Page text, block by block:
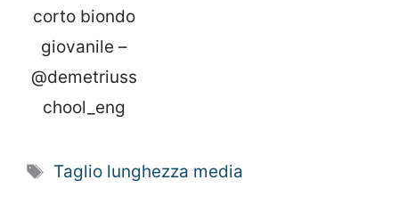
corto biondo
giovanile –
@demetriuss
chool_eng
Tag
Taglio lunghezza media